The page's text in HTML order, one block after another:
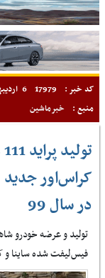
کد خبر : 17979 6 اردیبهشت 1399 - 18:23
منبع :
خبرماشین
کراس‌اور
در سال 99
تولید و عرضه خودرو
فیس‌لیفت شده ساینا و کوییک در